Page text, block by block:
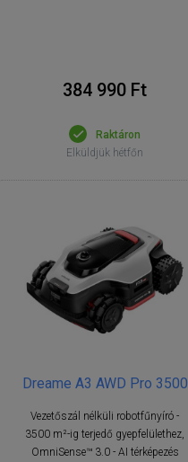
384 990 Ft
Raktáron
Elküldjük hétfőn
Dreame A3 AWD Pro 3500
Vezetőszál nélküli robotfűnyíró -
3500 m²-ig terjedő gyepfelülethez,
OmniSense™ 3.0 - AI térképezés